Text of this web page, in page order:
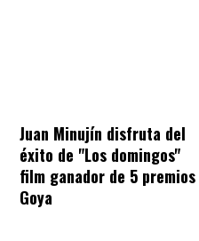
Juan Minujín disfruta del
éxito de "Los domingos"
film ganador de 5 premios
Goya